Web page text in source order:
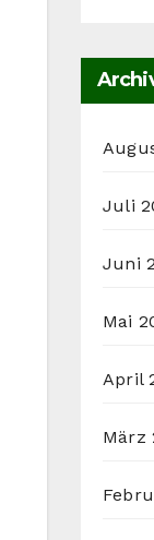
Juli
Juni
Mai
April
März